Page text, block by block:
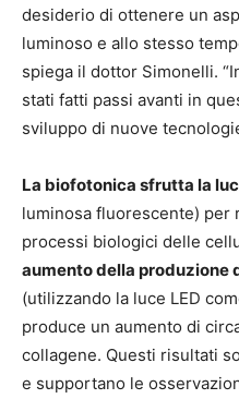
desiderio di ottenere un
luminoso e allo stesso
spiega il dottor Simonelli.
stati fatti passi avanti in
sviluppo di nuove
La biofotonica sfrutta la
luminosa fluorescente) per
processi biologici delle
aumento della produzione
(utilizzando la luce LED
produce un aumento di
collagene. Questi risultati
e supportano le